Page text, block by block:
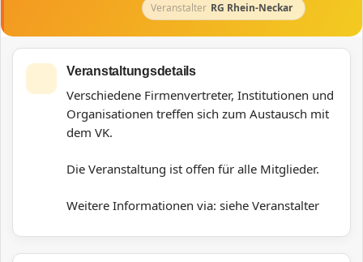
Veranstalter RG Rhein-Neckar
Veranstaltungsdetails
Verschiedene Firmenvertreter, Institutionen und
Organisationen treffen sich zum Austausch mit
dem VK.
Die Veranstaltung ist offen für alle Mitglieder.
Weitere Informationen via: siehe Veranstalter